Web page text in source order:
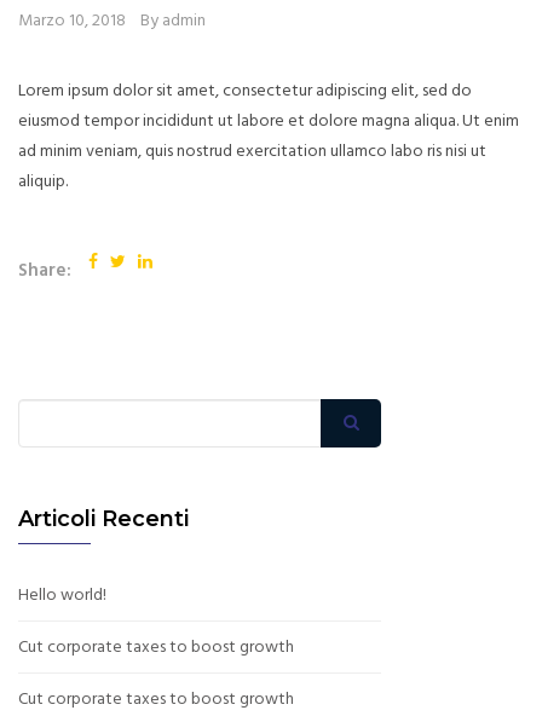
Marzo 10, 2018 By admin
Lorem ipsum dolor sit amet, consectetur adipiscing elit, sed do
eiusmod tempor incididunt ut labore et dolore magna aliqua. Ut enim
ad minim veniam, quis nostrud exercitation ullamco labo ris nisi ut
aliquip.
Share:
Articoli Recenti
Hello world!
Cut corporate taxes to boost growth
Cut corporate taxes to boost growth